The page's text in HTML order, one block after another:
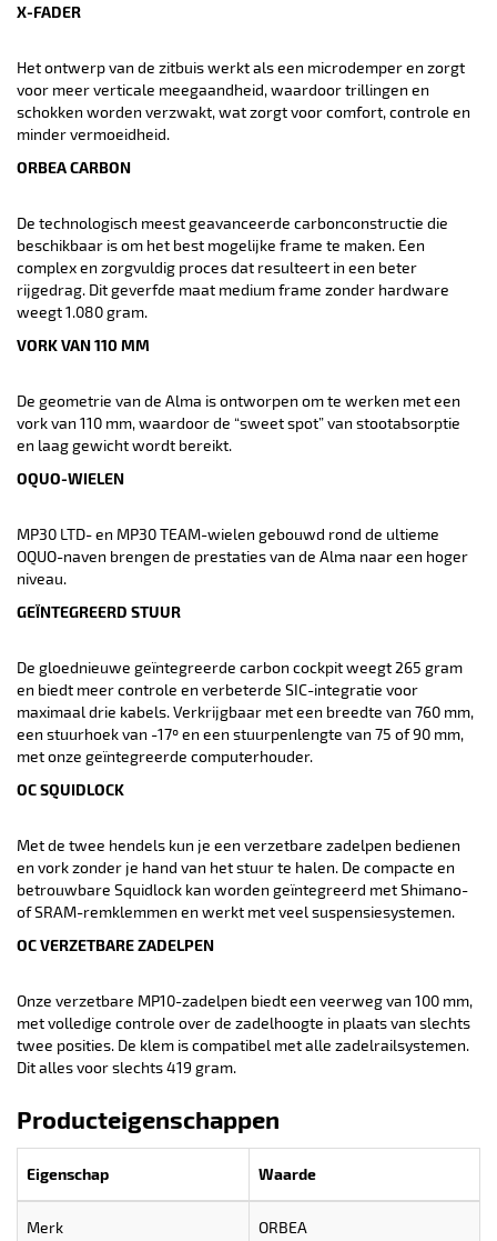
X-FADER
Het ontwerp van de zitbuis werkt als een microdemper en zorgt
voor meer verticale meegaandheid, waardoor trillingen en
schokken worden verzwakt, wat zorgt voor comfort, controle en
minder vermoeidheid.
ORBEA CARBON
De technologisch meest geavanceerde carbonconstructie die
beschikbaar is om het best mogelijke frame te maken. Een
complex en zorgvuldig proces dat resulteert in een beter
rijgedrag. Dit geverfde maat medium frame zonder hardware
weegt 1.080 gram.
VORK VAN 110 MM
De geometrie van de Alma is ontworpen om te werken met een
vork van 110 mm, waardoor de “sweet spot” van stootabsorptie
en laag gewicht wordt bereikt.
OQUO-WIELEN
MP30 LTD- en MP30 TEAM-wielen gebouwd rond de ultieme
OQUO-naven brengen de prestaties van de Alma naar een hoger
niveau.
GEÏNTEGREERD STUUR
De gloednieuwe geïntegreerde carbon cockpit weegt 265 gram
en biedt meer controle en verbeterde SIC-integratie voor
maximaal drie kabels. Verkrijgbaar met een breedte van 760 mm,
een stuurhoek van -17º en een stuurpenlengte van 75 of 90 mm,
met onze geïntegreerde computerhouder.
OC SQUIDLOCK
Met de twee hendels kun je een verzetbare zadelpen bedienen
en vork zonder je hand van het stuur te halen. De compacte en
betrouwbare Squidlock kan worden geïntegreerd met Shimano-
of SRAM-remklemmen en werkt met veel suspensiesystemen.
OC VERZETBARE ZADELPEN
Onze verzetbare MP10-zadelpen biedt een veerweg van 100 mm,
met volledige controle over de zadelhoogte in plaats van slechts
twee posities. De klem is compatibel met alle zadelrailsystemen.
Dit alles voor slechts 419 gram.
Producteigenschappen
Eigenschap Waarde
Merk ORBEA